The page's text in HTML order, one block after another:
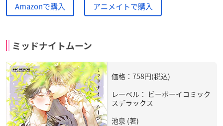
Amazonで購入 アニメイトで購入
ミッドナイトムーン
価格：758円(税込)
レーベル： ビーボーイコミック
スデラックス
池泉 (著)